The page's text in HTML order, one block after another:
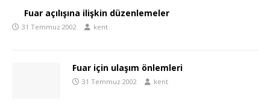
Fuar açılışına ilişkin düzenlemeler
31 Temmuz 2002 kent
Fuar için ulaşım önlemleri
31 Temmuz 2002 kent